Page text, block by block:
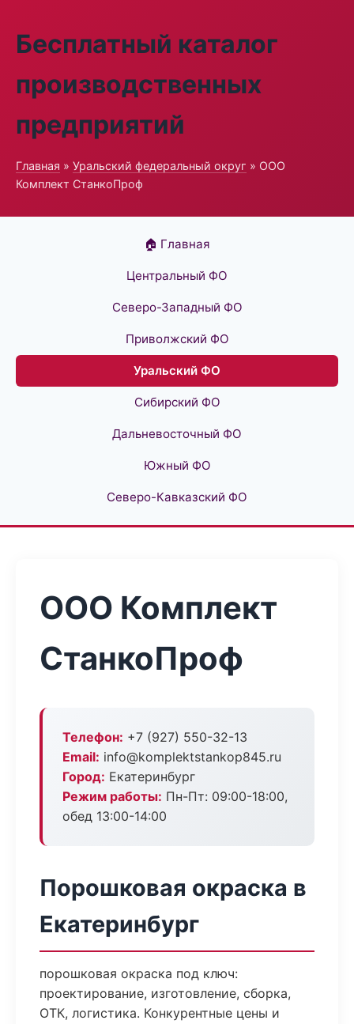
Бесплатный каталог
производственных
предприятий
Главная » Уральский федеральный округ » ООО
Комплект СтанкоПроф
🏠 Главная
Центральный ФО
Северо-Западный ФО
Приволжский ФО
Уральский ФО
Сибирский ФО
Дальневосточный ФО
Южный ФО
Северо-Кавказский ФО
ООО Комплект
СтанкоПроф
Телефон: +7 (927) 550-32-13
Email: info@komplektstankop845.ru
Город: Екатеринбург
Режим работы: Пн-Пт: 09:00-18:00,
обед 13:00-14:00
Порошковая окраска в
Екатеринбург
порошковая окраска под ключ:
проектирование, изготовление, сборка,
ОТК, логистика. Конкурентные цены и